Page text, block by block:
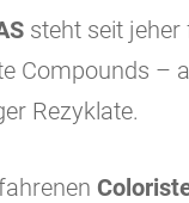
steht seit
Compounds –
Rezyklate.